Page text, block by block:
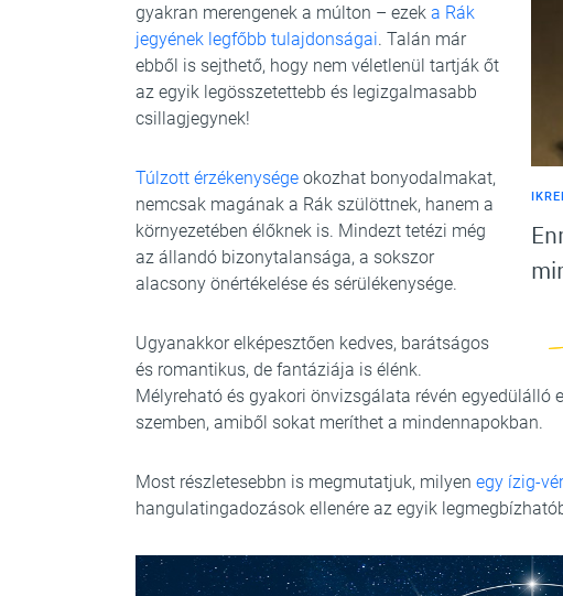
gyakran merengenek a múlton – ezek a Rák
jegyének legfőbb tulajdonságai. Talán már
ebből is sejthető, hogy nem véletlenül tartják őt
az egyik legösszetettebb és legizgalmasabb
csillagjegynek!
Túlzott érzékenysége okozhat bonyodalmakat,
nemcsak magának a Rák szülöttnek, hanem a
környezetében élőknek is. Mindezt tetézi még
az állandó bizonytalansága, a sokszor
alacsony önértékelése és sérülékenysége.
Ugyanakkor elképesztően kedves, barátságos
és romantikus, de fantáziája is élénk.
Mélyreható és gyakori önvizsgálata révén egyedülálló
szemben, amiből sokat meríthet a mindennapokban.
Most részletesebbn is megmutatjuk, milyen egy ízig-
hangulatingadozások ellenére az egyik